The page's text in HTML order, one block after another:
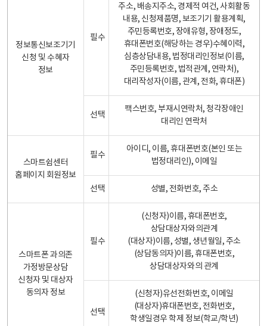
정보통신보조기기
신청 및 수혜자
정보
필수
주소, 배송지주소, 경제적 여건, 사회활동
내용, 신청제품명, 보조기기 활용계획,
주민등록번호, 장애유형, 장애정도,
휴대폰번호(해당하는 경우)수혜이력,
심층상담내용, 법정대리인정보(이름,
주민등록번호, 법적관계, 연락처),
대리작성자(이름, 관계, 전화, 휴대폰)
선택
팩스번호, 부재시연락처, 청각장애인
대리인 연락처
스마트쉼센터
홈페이지 회원정보
필수
아이디, 이름, 휴대폰번호(본인 또는
법정대리인), 이메일
선택 성별, 전화번호, 주소
스마트폰 과의존
가정방문상담
신청자 및 대상자
동의자 정보
필수
(신청자)이름, 휴대폰번호,
상담대상자와의관계
(대상자)이름, 성별, 생년월일, 주소
(상담동의자)이름, 휴대폰번호,
상담대상자와의 관계
선택
(신청자)유선전화번호, 이메일
(대상자)휴대폰번호, 전화번호,
학생일경우 학제 정보(학교/학년)